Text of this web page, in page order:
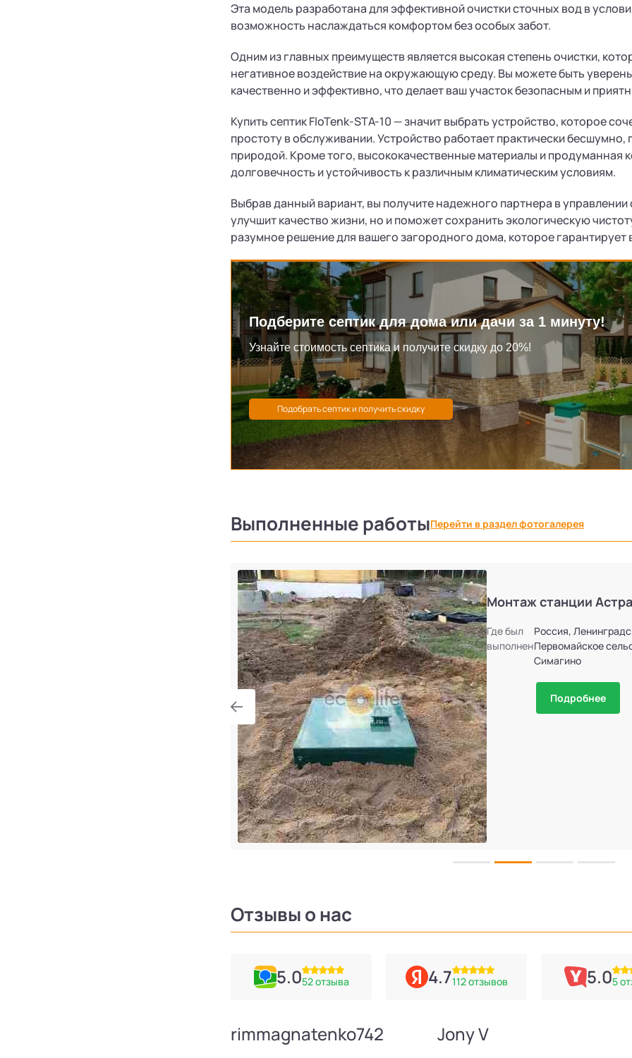
Эта модель разработана для эффективной очистки сточных вод в
возможность наслаждаться комфортом без особых забот.
Одним из главных преимуществ является высокая степень очистки,
негативное воздействие на окружающую среду. Вы можете быть
качественно и эффективно, что делает ваш участок безопасным и
Купить септик FloTenk-STA-10 — значит выбрать устройство, которое
простоту в обслуживании. Устройство работает практически
природой. Кроме того, высококачественные материалы и продуманная
долговечность и устойчивость к различным климатическим условиям.
Выбрав данный вариант, вы получите надежного партнера в
улучшит качество жизни, но и поможет сохранить экологическую
разумное решение для вашего загородного дома, которое гарантирует
Подберите септик для дома или дачи за 1 минуту!
Узнайте стоимость септика и получите скидку до 20%!
Выполненные работыПерейти в раздел фотогалерея
Монтаж станции
Где был
выполнен
Россия,
Первомайское
Симагино
Подробнее
Отзывы о нас
5.052 отзыва 4.7112 отзывов 5.05
rimmagnatenko742 Jony V